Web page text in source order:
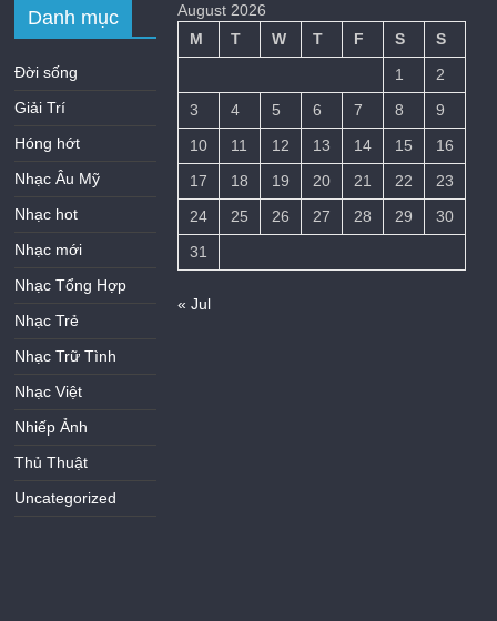
Danh mục
Đời sống
Giải Trí
Hóng hớt
Nhạc Âu Mỹ
Nhạc hot
Nhạc mới
Nhạc Tổng Hợp
Nhạc Trẻ
Nhạc Trữ Tình
Nhạc Việt
Nhiếp Ảnh
Thủ Thuật
Uncategorized
August 2026
M
T W T F S
S
1
2
3
4 5 6 7 8
9
10
11 12 13 14 15
16
17
18 19 20 21 22
23
24
25 26 27 28 29
30
31
« Jul